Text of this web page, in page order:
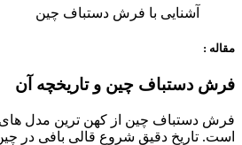
آشنایی با فرش دستباف چین
مقاله :
فرش دستباف چین و تاریخچه آن
فرش دستباف چین از کهن ترین مدل
است. تاریخ دقیق شروع قالی بافی